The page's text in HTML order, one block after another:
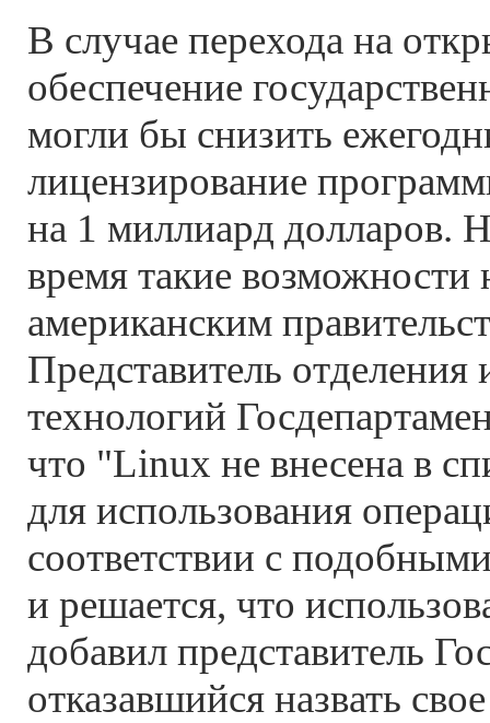
В случае перехода на
обеспечение
могли бы снизить
лицензирование
на 1 миллиард долларов.
время такие возможности
американским
Представитель
технологий
что "Linux не внесена в
для использования
соответствии с
и решается, что
добавил представитель
отказавшийся назвать